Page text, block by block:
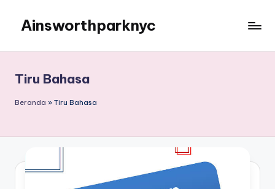
content
Ainsworthparknyc
Tiru Bahasa
Beranda » Tiru Bahasa